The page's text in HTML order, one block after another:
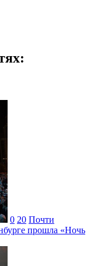
0 20 Почти
прошла «Ночь